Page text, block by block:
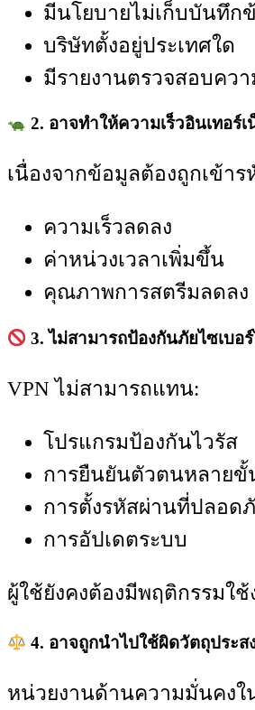
มีนโยบายไม่เก็บบันทึก
บริษัทตั้งอยู่ประเทศใด
มีรายงานตรวจสอบคว
2. อาจทำให้ความเร็วอินเทอร์
เนื่องจากข้อมูลต้องถูกเข้าร
ความเร็วลดลง
ค่าหน่วงเวลาเพิ่มขึ้น
คุณภาพการสตรีมลดลง
3. ไม่สามารถป้องกันภัยไซเบอ
VPN ไม่สามารถแทน:
โปรแกรมป้องกันไวรัส
การยืนยันตัวตนหลาย
การตั้งรหัสผ่านที่ปลอด
การอัปเดตระบบ
ผู้ใช้ยังคงต้องมีพฤติกรรมใช้
4. อาจถูกนำไปใช้ผิดวัตถุประส
หน่วยงานด้านความมั่นคงใ